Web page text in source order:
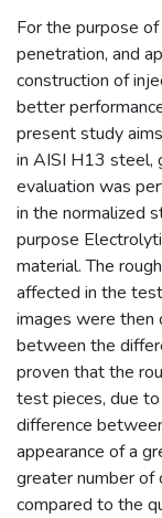
For the purpose
penetration, and
construction of
better
present study
in AISI H13 steel,
evaluation was
in the normalized
purpose
material. The
affected in the
images were then
between the
proven that the
test pieces, due
difference
appearance of a
greater number of
compared to the